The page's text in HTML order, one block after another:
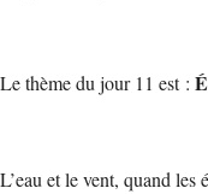
Le thème du jour 11 est :
L’eau et le vent, quand